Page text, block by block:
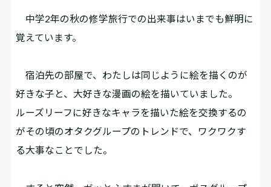
中学2年の秋の修学旅行での出来事はいまでも鮮明に
覚えています。
宿泊先の部屋で、わたしは同じように絵を描くのが
好きな子と、大好きな漫画の絵を描いていました。
ルーズリーフに好きなキャラを描いた絵を交換するの
がその頃のオタクグループのトレンドで、ワクワクす
る大事なことでした。